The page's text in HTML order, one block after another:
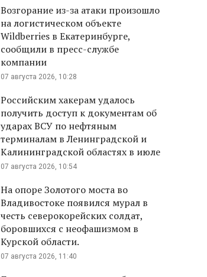
Возгорание из-за атаки произошло
на логистическом объекте
Wildberries в Екатеринбурге,
сообщили в пресс-службе
компании
07 августа 2026, 10:28
Российским хакерам удалось
получить доступ к документам об
ударах ВСУ по нефтяным
терминалам в Ленинградской и
Калининградской областях в июле
07 августа 2026, 10:54
На опоре Золотого моста во
Владивостоке появился мурал в
честь северокорейских солдат,
боровшихся с неофашизмом в
Курской области.
07 августа 2026, 11:40